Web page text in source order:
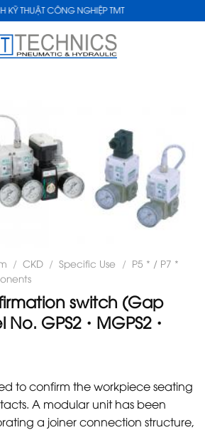
THUẬT CÔNG NGHIỆP TMT
/ CKD / Specific Use / P5 * / P7 *
switch (Gap
GPS2・MGPS2・
to confirm the workpiece seating
A modular unit has been
a joiner connection structure,